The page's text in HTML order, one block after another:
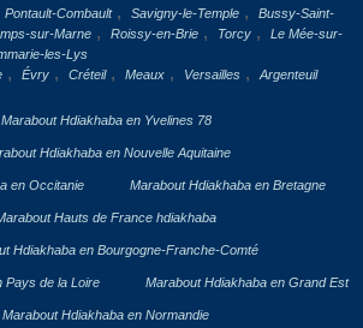
Pontault-Combault , Savigny-le-Temple ,
Bussy-Saint-
sur-Marne , Roissy-en-Brie , Torcy ,
Le Mée-sur-
les-Lys
, Évry , Créteil , Meaux , Versailles , Argenteuil
Marabout Hdiakhaba en Yvelines 78
Hdiakhaba en Nouvelle Aquitaine
en Occitanie Marabout Hdiakhaba en Bretagne
Hauts de France hdiakhaba
Hdiakhaba en Bourgogne-Franche-Comté
Pays de la Loire Marabout Hdiakhaba en Grand Est
Marabout Hdiakhaba en Normandie